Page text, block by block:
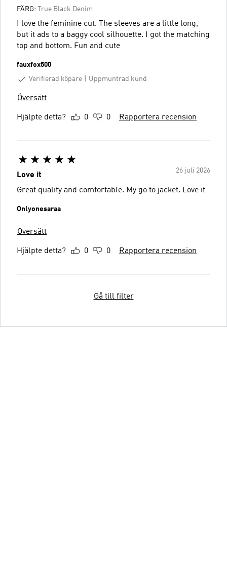
FÄRG: True Black Denim
I love the feminine cut. The sleeves are a little long,
but it ads to a baggy cool silhouette. I got the matching
top and bottom. Fun and cute
fauxfox500
Verifierad köpare
Uppmuntrad kund
Översätt
Hjälpte detta? 0 0 Rapportera recension
26 juli 2026
Love it
Great quality and comfortable. My go to jacket. Love it
Onlyonesaraa
Översätt
Hjälpte detta? 0 0 Rapportera recension
Gå till filter